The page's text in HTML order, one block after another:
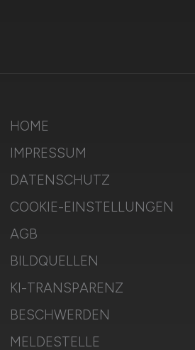
HOME
IMPRESSUM
DATENSCHUTZ
COOKIE-EINSTELLUNGEN
AGB
BILDQUELLEN
KI-TRANSPARENZ
BESCHWERDEN
MELDESTELLE